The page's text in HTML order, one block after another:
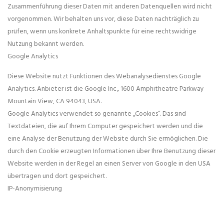
Zusammenführung dieser Daten mit anderen Datenquellen wird nicht
vorgenommen. Wir behalten uns vor, diese Daten nachträglich zu
prüfen, wenn uns konkrete Anhaltspunkte für eine rechtswidrige
Nutzung bekannt werden.
Google Analytics
Diese Website nutzt Funktionen des Webanalysedienstes Google
Analytics. Anbieter ist die Google Inc., 1600 Amphitheatre Parkway
Mountain View, CA 94043, USA.
Google Analytics verwendet so genannte „Cookies“. Das sind
Textdateien, die auf Ihrem Computer gespeichert werden und die
eine Analyse der Benutzung der Website durch Sie ermöglichen. Die
durch den Cookie erzeugten Informationen über Ihre Benutzung dieser
Website werden in der Regel an einen Server von Google in den USA
übertragen und dort gespeichert.
IP-Anonymisierung